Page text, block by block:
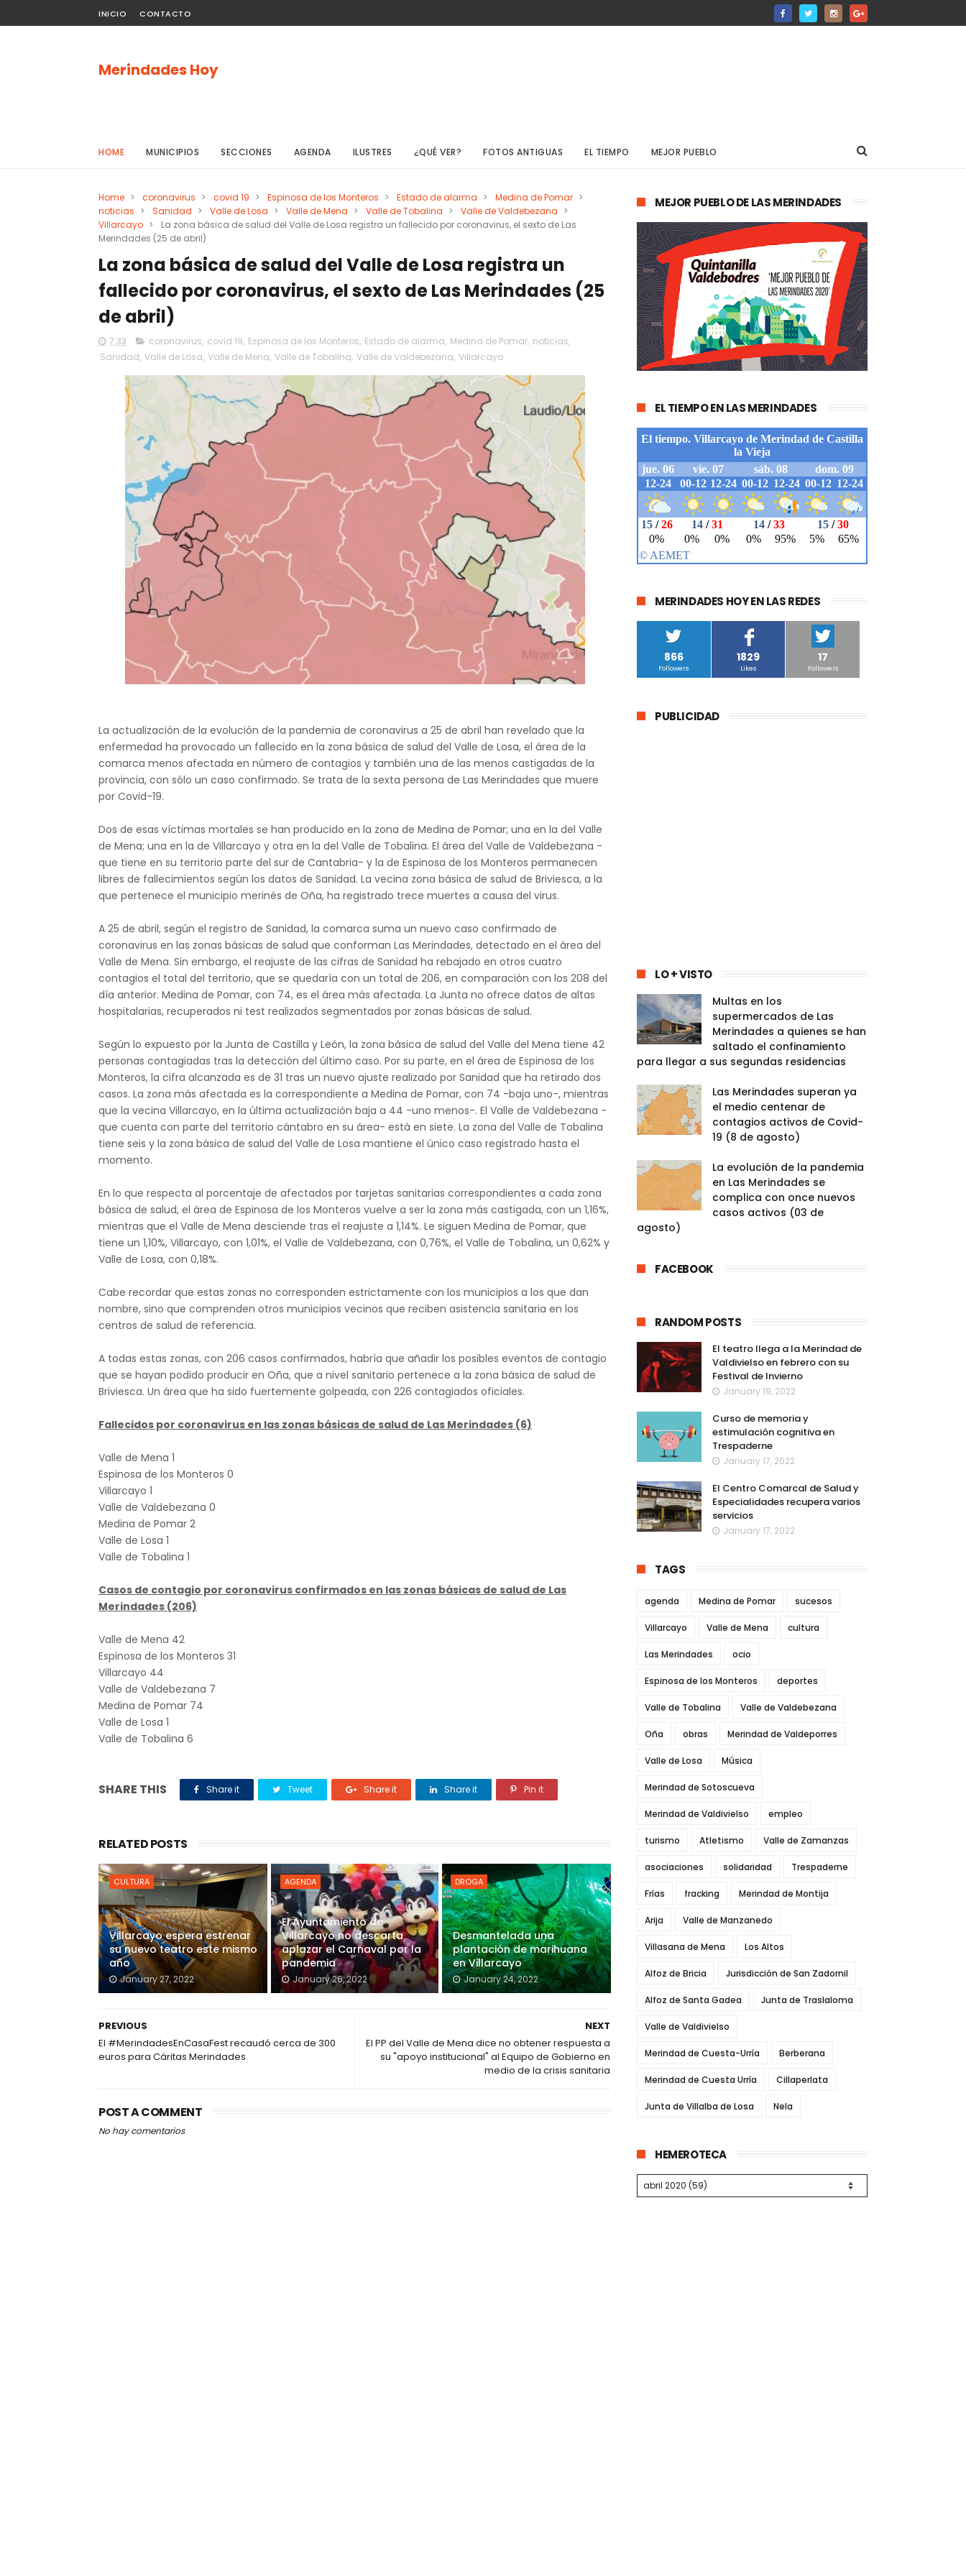
INICIO CONTACTO
Merindades Hoy
HOME MUNICIPIOS SECCIONES AGENDA ILUSTRES ¿QUÉ VER? FOTOS ANTIGUAS EL TIEMPO MEJOR PUEBLO
Home > coronavirus > covid 19 > Espinosa de los Monteros > Estado de alarma > Medina de Pomar >
noticias > Sanidad > Valle de Losa > Valle de Mena > Valle de Tobalina > Valle de Valdebezana >
Villarcayo >
La zona básica de salud del Valle de Losa registra un fallecido por coronavirus, el sexto de Las
Merindades (25 de abril)
La zona básica de salud del Valle de Losa registra un
fallecido por coronavirus, el sexto de Las Merindades (25
de abril)
7:33 coronavirus, covid 19, Espinosa de los Monteros, Estado de alarma, Medina de Pomar, noticias,
Sanidad, Valle de Losa, Valle de Mena, Valle de Tobalina, Valle de Valdebezana, Villarcayo
La actualización de la evolución de la pandemia de coronavirus a 25 de abril han revelado que la
enfermedad ha provocado un fallecido en la zona básica de salud del Valle de Losa, el área de la
comarca menos afectada en número de contagios y también una de las menos castigadas de la
provincia, con sólo un caso confirmado. Se trata de la sexta persona de Las Merindades que muere
por Covid-19.
Dos de esas víctimas mortales se han producido en la zona de Medina de Pomar; una en la del Valle
de Mena; una en la de Villarcayo y otra en la del Valle de Tobalina. El área del Valle de Valdebezana -
que tiene en su territorio parte del sur de Cantabria- y la de Espinosa de los Monteros permanecen
libres de fallecimientos según los datos de Sanidad. La vecina zona básica de salud de Briviesca, a la
que pertenece el municipio merinés de Oña, ha registrado trece muertes a causa del virus.
A 25 de abril, según el registro de Sanidad, la comarca suma un nuevo caso confirmado de
coronavirus en las zonas básicas de salud que conforman Las Merindades, detectado en el área del
Valle de Mena. Sin embargo, el reajuste de las cifras de Sanidad ha rebajado en otros cuatro
contagios el total del territorio, que se quedaría con un total de 206, en comparación con los 208 del
día anterior. Medina de Pomar, con 74, es el área más afectada. La Junta no ofrece datos de altas
hospitalarias, recuperados ni test realizados segmentados por zonas básicas de salud.
Según lo expuesto por la Junta de Castilla y León, la zona básica de salud del Valle del Mena tiene 42
personas contagiadas tras la detección del último caso. Por su parte, en el área de Espinosa de los
Monteros, la cifra alcanzada es de 31 tras un nuevo ajuste realizado por Sanidad que ha retirado dos
casos. La zona más afectada es la correspondiente a Medina de Pomar, con 74 -baja uno-, mientras
que la vecina Villarcayo, en la última actualización baja a 44 -uno menos-. El Valle de Valdebezana -
que cuenta con parte del territorio cántabro en su área- está en siete. La zona del Valle de Tobalina
tiene seis y la zona básica de salud del Valle de Losa mantiene el único caso registrado hasta el
momento.
En lo que respecta al porcentaje de afectados por tarjetas sanitarias correspondientes a cada zona
básica de salud, el área de Espinosa de los Monteros vuelve a ser la zona más castigada, con un 1,16%,
mientras que el Valle de Mena desciende tras el reajuste a 1,14%. Le siguen Medina de Pomar, que
tiene un 1,10%, Villarcayo, con 1,01%, el Valle de Valdebezana, con 0,76%, el Valle de Tobalina, un 0,62% y
Valle de Losa, con 0,18%.
Cabe recordar que estas zonas no corresponden estrictamente con los municipios a los que dan
nombre, sino que comprenden otros municipios vecinos que reciben asistencia sanitaria en los
centros de salud de referencia.
A todas estas zonas, con 206 casos confirmados, habría que añadir los posibles eventos de contagio
que se hayan podido producir en Oña, que a nivel sanitario pertenece a la zona básica de salud de
Briviesca. Un área que ha sido fuertemente golpeada, con 226 contagiados oficiales.
Fallecidos por coronavirus en las zonas básicas de salud de Las Merindades (6)
Valle de Mena 1
Espinosa de los Monteros 0
Villarcayo 1
Valle de Valdebezana 0
Medina de Pomar 2
Valle de Losa 1
Valle de Tobalina 1
Casos de contagio por coronavirus confirmados en las zonas básicas de salud de Las
Merindades (206)
Valle de Mena 42
Espinosa de los Monteros 31
Villarcayo 44
Valle de Valdebezana 7
Medina de Pomar 74
Valle de Losa 1
Valle de Tobalina 6
SHARE THIS Share it Tweet Share it Share it Pin it
RELATED POSTS
CULTURA
Villarcayo espera estrenar
su nuevo teatro este mismo
año
January 27, 2022
AGENDA
El Ayuntamiento de
Villarcayo no descarta
aplazar el Carnaval por la
pandemia
January 26, 2022
DROGA
Desmantelada una
plantación de marihuana
en Villarcayo
January 24, 2022
NEXT
El PP del Valle de Mena dice no obtener respuesta a
su "apoyo institucional" al Equipo de Gobierno en
medio de la crisis sanitaria
PREVIOUS
El #MerindadesEnCasaFest recaudó cerca de 300
euros para Cáritas Merindades
POST A COMMENT
No hay comentarios
MEJOR PUEBLO DE LAS MERINDADES
EL TIEMPO EN LAS MERINDADES
MERINDADES HOY EN LAS REDES
866
Followers
1829
Likes
17
Followers
PUBLICIDAD
LO + VISTO
Multas en los
supermercados de Las
Merindades a quienes se han
saltado el confinamiento
para llegar a sus segundas residencias
Las Merindades superan ya
el medio centenar de
contagios activos de Covid-
19 (8 de agosto)
La evolución de la pandemia
en Las Merindades se
complica con once nuevos
casos activos (03 de
agosto)
FACEBOOK
RANDOM POSTS
El teatro llega a la Merindad de
Valdivielso en febrero con su
Festival de Invierno
January 19, 2022
Curso de memoria y
estimulación cognitiva en
Trespaderne
January 17, 2022
El Centro Comarcal de Salud y
Especialidades recupera varios
servicios
January 17, 2022
TAGS
agenda Medina de Pomar sucesos
Villarcayo Valle de Mena cultura
Las Merindades ocio
Espinosa de los Monteros deportes
Valle de Tobalina Valle de Valdebezana
Oña obras Merindad de Valdeporres
Valle de Losa Música
Merindad de Sotoscueva
Merindad de Valdivielso empleo
turismo Atletismo Valle de Zamanzas
asociaciones solidaridad Trespaderne
Frías fracking Merindad de Montija
Arija Valle de Manzanedo
Villasana de Mena Los Altos
Alfoz de Bricia Jurisdicción de San Zadornil
Alfoz de Santa Gadea Junta de Traslaloma
Valle de Valdivielso
Merindad de Cuesta-Urría Berberana
Merindad de Cuesta Urría Cillaperlata
Junta de Villalba de Losa Nela
HEMEROTECA